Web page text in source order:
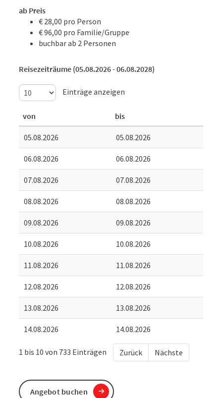
ab Preis
€ 28,00 pro Person
€ 96,00 pro Familie/Gruppe
buchbar ab 2 Personen
Reisezeiträume (05.08.2026 - 06.08.2028)
Einträge anzeigen
von bis
05.08.2026 05.08.2026
06.08.2026 06.08.2026
07.08.2026 07.08.2026
08.08.2026 08.08.2026
09.08.2026 09.08.2026
10.08.2026 10.08.2026
11.08.2026 11.08.2026
12.08.2026 12.08.2026
13.08.2026 13.08.2026
14.08.2026 14.08.2026
1 bis 10 von 733 Einträgen Zurück Nächste
Angebot buchen